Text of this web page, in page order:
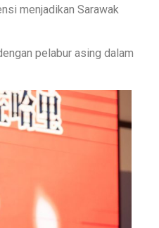
menjadikan Sarawak
pelabur asing dalam